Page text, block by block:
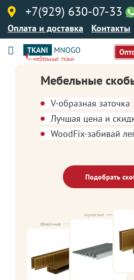
+7(929) 630-07-33
Оплата и доставка Контакты
Мебельные
V-образная заточка
Лучшая цена и
WoodFix-забивай
Подобрать